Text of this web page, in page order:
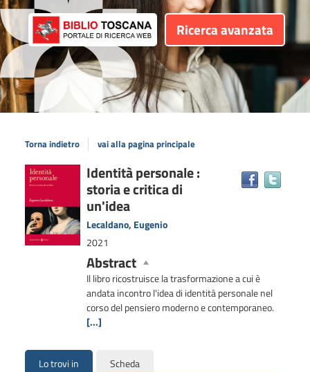
Ricerca avanzata
Torna indietro vai alla pagina principale
Dettaglio
del
documento
Identità personale :
storia e critica di
un'idea
Lecaldano, Eugenio
2021
Abstract
Il libro ricostruisce la trasformazione a cui è
andata incontro l'idea di identità personale nel
corso del pensiero moderno e contemporaneo.
[...]
Lo trovi in Scheda